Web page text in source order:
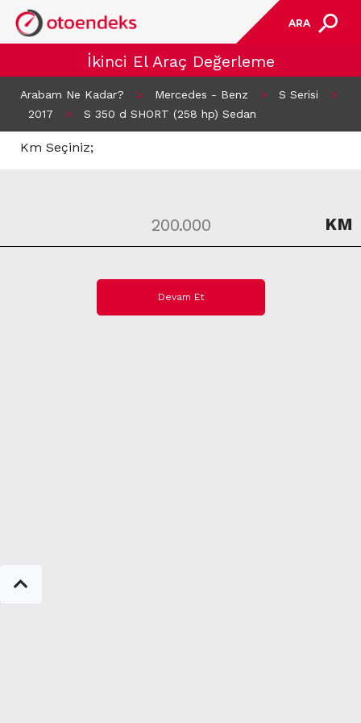
ARA
İkinci El Araç Değerleme
Arabam Ne Kadar? > Mercedes - Benz > S Serisi
>
2017
> S 350 d SHORT (258 hp) Sedan
Km Seçiniz;
KM
Devam Et